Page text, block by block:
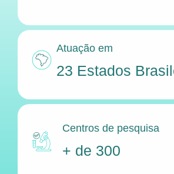
Atuação em
23 Estados
Centros de pesquisa
+ de 300